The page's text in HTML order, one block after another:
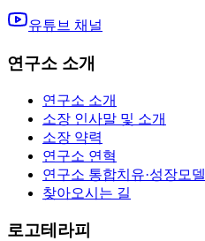
유튜브 채널
연구소 소개
연구소 소개
소장 인사말 및 소개
소장 약력
연구소 연혁
연구소 통합치유·성장모델
찾아오시는 길
로고테라피